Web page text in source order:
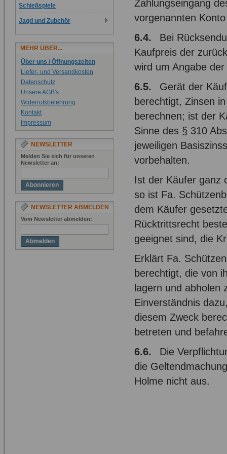
Zahlungseingang
vorgenannten
6.4.
Bei
Kaufpreis der
wird um Angabe
6.5.
Gerät der
berechtigt, Zinsen
berechnen; ist der
Sinne des § 310
jeweiligen
vorbehalten.
Ist der Käufer ganz
so ist Fa.
dem Käufer
Rücktrittsrecht
geeignet sind, die
Erklärt Fa.
berechtigt, die von
lagern und abholen
Einverständnis
diesem Zweck
betreten und
6.6.
Die
die
Holme nicht aus.
Schießspiele
Jagd und Zubehör
MEHR ÜBER...
Über uns / Öffnungszeiten
Liefer- und Versandkosten
Datenschutz
Unsere AGB's
Widerrufsbelehrung
Kontakt
Impressum
NEWSLETTER
Melden Sie sich für unseren
Newsletter an:
Abonnieren
NEWSLETTER ABMELDEN
Vom Newsletter abmelden:
Abmelden